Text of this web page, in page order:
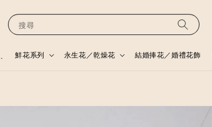
搜尋
鮮花系列 永生花／乾燥花 結婚捧花／婚禮花飾